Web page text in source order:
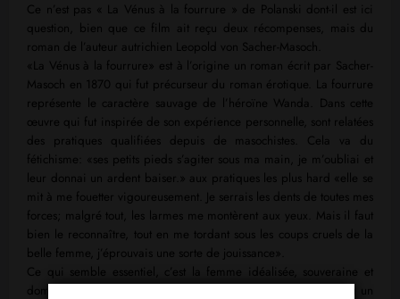
Ce n’est pas « La Vénus à la fourrure » de Polanski dont-il est ici
question, bien que ce film ait reçu deux récompenses, mais du
roman de l’auteur autrichien Leopold von Sacher-Masoch.
«La Vénus à la fourrure» est à l’origine un roman écrit par Sacher-
Masoch en 1870 qui fut précurseur du roman érotique. La fourrure
représente le caractère sauvage de l’héroïne Wanda. Dans cette
œuvre qui fut inspirée de son expérience personnelle, sont relatées
des pratiques qualifiées depuis de masochistes. Cela va du
fétichisme: «ses petits pieds s’agiter sous ma main, je m’oubliai et
leur donnai un ardent baiser.» aux pratiques les plus hard «elle se
mit à me fouetter vigoureusement. Je serrais les dents de toutes mes
forces; malgré tout, les larmes me montèrent aux yeux. Mais il faut
bien le reconnaître, tout en me tordant sous les coups cruels de la
belle femme, j’éprouvais une sorte de jouissance».
Ce qui semble essentiel, c’est la femme idéalisée, souveraine et
dominatrice. L’homme n’a qu’une alternative, être un esclave ou un